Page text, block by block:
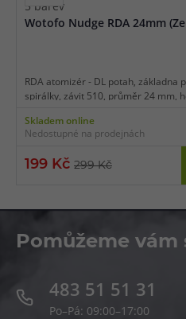
5 barev
Wotofo Nudge RDA 24mm
RDA atomizér - DL potah, základna
spirálky, závit 510, průměr 24 mm,
stylový design, snadná instalace.
Skladem online
Nedostupné na prodejnách
199 Kč 299 Kč
Pomůžeme vám
483 51 51 31
Po–Pá: 09:00–17:00